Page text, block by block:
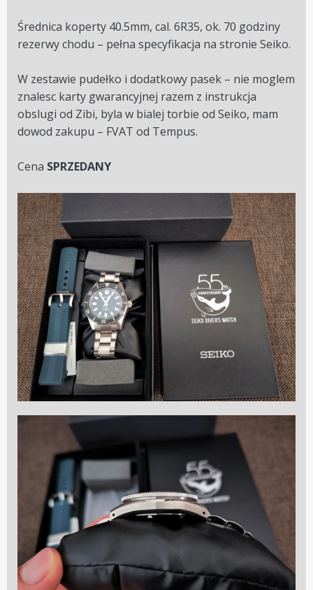
Średnica koperty 40.5mm, cal. 6R35, ok. 70 godziny
rezerwy chodu – pełna specyfikacja na stronie Seiko.
W zestawie pudełko i dodatkowy pasek – nie moglem
znalesc karty gwarancyjnej razem z instrukcja
obslugi od Zibi, byla w bialej torbie od Seiko, mam
dowod zakupu – FVAT od Tempus.
Cena SPRZEDANY